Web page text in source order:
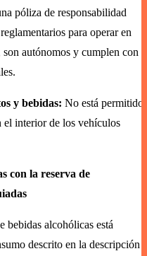
póliza de responsabilidad
para operar en
son autónomos y cumplen con
y bebidas: No está permitido
el interior de los vehículos
con la reserva de
bebidas alcohólicas está
descrito en la descripción